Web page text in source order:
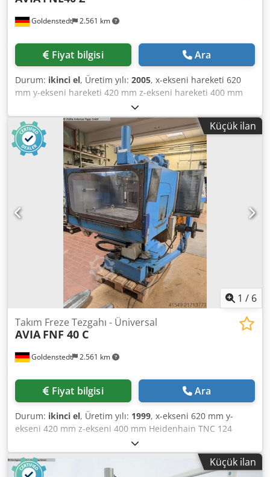
Goldenstedt 2.561 km
Fiyat bilgisi Ara
Durum: ikinci el, Üretim yılı: 2005, x-ekseni hareketi 620
mm y-ekseni hareketi 420 mm z-ekseni hareketi 400 mm
Kontrol ünitesi: Heidenhain TNC 124 Mil devir aralığı 50 -
4.000 devir/dakika Şanzıman kademesi: 2 Mil motor gücü 6
kW Sıkma kuvveti 10 kN Manuel döndürme +/-45 °
Maksimum takım çapı 125 mm Maksimum takım ağırlığı 6
kg Tabla bağlama yüzeyi 400 x 800 mm T-oyukları 5x14x80
Maksimum tabla yükü 400 kg X/Y ilerleme hızı: 0 - 6.000
mm/dak. Z ilerleme hızı: 0 - 4.000 mm/dak. X/Y hızlı
hareket: 6 m/dak. Z hızlı hareket: 4 m/dak. Toplam güç
ihtiyacı 11 kW Dcedpfx Ajylcpqec Iek Makine ağırlığı
yaklaşık 2 ton Alan ihtiyacı yaklaşık 2,9 x 3,5 x 2,0 m Dahil
olanlar: Heidenhain TNC124 nokta-hat kontrol ünitesi
Elektrik dokümantasyonu mevcut Soğutma sıvısı sistemi 2
adet çalışma lambası Makina mengene Çeşitli takım
tutucular Çeşitli SK40 takımlar 2 sürgülü kapılı koruma
muhafazası mevcut, fotoğraflar eklenecektir
Küçük ilan
1 / 6
Goldenstedt 2.561 km
Takım Freze Tezgahı - Üniversal
AVIA FNF 40 C
Fiyat bilgisi Ara
Durum: ikinci el, Üretim yılı: 1999, x-ekseni 620 mm y-
ekseni 420 mm z-ekseni 400 mm Heidenhain TNC 124
kontrol ünitesi manuel eğilebilir +/-45° maks. takım çapı
125 mm maks. takım ağırlığı 6 kg Tabla bağlama yüzeyi 400
x 800 mm T-oluklar 5x14x80 maks. tabla yükü 400 kg X/Y
Küçük ilan